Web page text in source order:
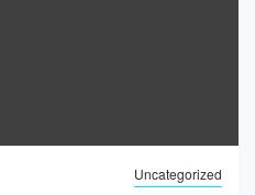
Uncategorized